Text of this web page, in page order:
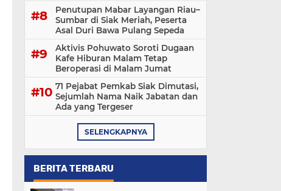
Penutupan Mabar Layangan Riau–
Sumbar di Siak Meriah, Peserta
Asal Duri Bawa Pulang Sepeda
Aktivis Pohuwato Soroti Dugaan
Kafe Hiburan Malam Tetap
Beroperasi di Malam Jumat
71 Pejabat Pemkab Siak Dimutasi,
Sejumlah Nama Naik Jabatan dan
Ada yang Tergeser
SELENGKAPNYA
BERITA TERBARU